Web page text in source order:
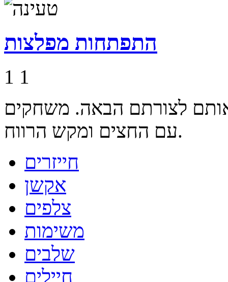
התפתחות מפלצות
1 1
לצורתם הבאה. משחקים
עם החצים ומקש הרווח.
חייזרים
אקשן
צלפים
משימות
שלבים
חיילים